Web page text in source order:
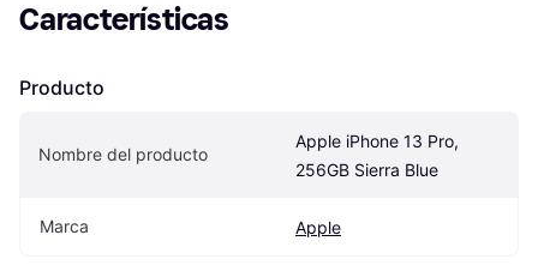
Características
Producto
Nombre del producto
Apple iPhone 13 Pro,
256GB Sierra Blue
Marca Apple